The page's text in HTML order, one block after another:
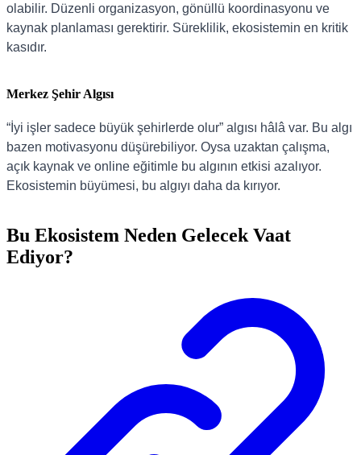
olabilir. Düzenli organizasyon, gönüllü koordinasyonu ve
kaynak planlaması gerektirir. Süreklilik, ekosistemin en kritik
kasıdır.
Merkez Şehir Algısı
“İyi işler sadece büyük şehirlerde olur” algısı hâlâ var. Bu algı
bazen motivasyonu düşürebiliyor. Oysa uzaktan çalışma,
açık kaynak ve online eğitimle bu algının etkisi azalıyor.
Ekosistemin büyümesi, bu algıyı daha da kırıyor.
Bu Ekosistem Neden Gelecek Vaat
Ediyor?